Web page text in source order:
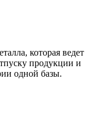
которая ведет
продукции и
одной базы.